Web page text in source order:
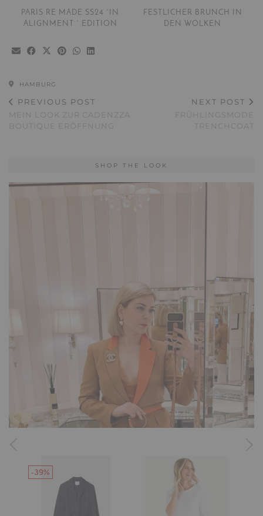
PARIS RE MADE SS24 “IN
ALIGNMENT ” EDITION
FESTLICHER BRUNCH IN
DEN WOLKEN
HAMBURG
PREVIOUS POST
MEIN LOOK ZUR CADENZZA
BOUTIQUE ERÖFFNUNG
NEXT POST
FRÜHLINGSMODE
TRENCHCOAT
SHOP THE LOOK